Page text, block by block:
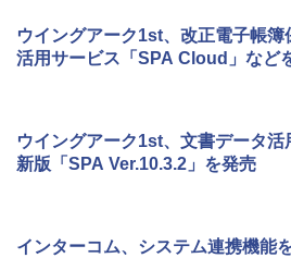
ウイングアーク1st、改正電子帳
活用サービス「SPA Cloud」など
ウイングアーク1st、文書データ
新版「SPA Ver.10.3.2」を発売
インターコム、システム連携機能